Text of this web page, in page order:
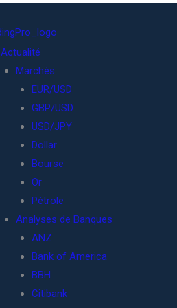
Actualité
Marchés
EUR/USD
GBP/USD
USD/JPY
Dollar
Bourse
Or
Pétrole
Analyses de Banques
ANZ
Bank of America
BBH
Citibank